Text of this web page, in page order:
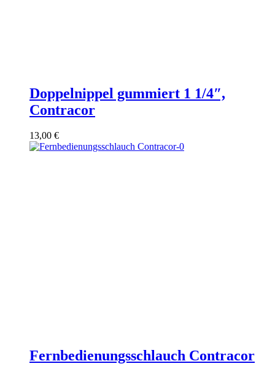
Doppelnippel gummiert 1 1/4″,
Contracor
13,00 €
Fernbedienungsschlauch Contracor